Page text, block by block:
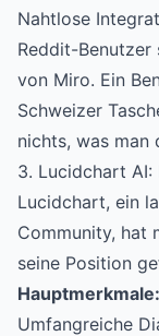
Nahtlose
Reddit-
von Miro. Ein
Schweizer
nichts, was man
3. Lucidchart
Lucidchart, ein
Community, hat
seine Position
Hauptmerkmale:
Umfangreiche